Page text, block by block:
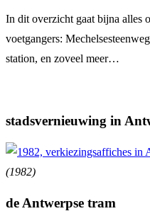
In dit overzicht gaat bijna alles
voetgangers:
station, en zoveel meer…
stadsvernieuwing in
(1982)
de Antwerpse tram